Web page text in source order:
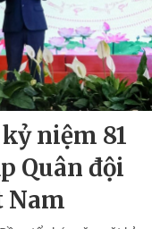
niệm 81
Quân đội
Nam